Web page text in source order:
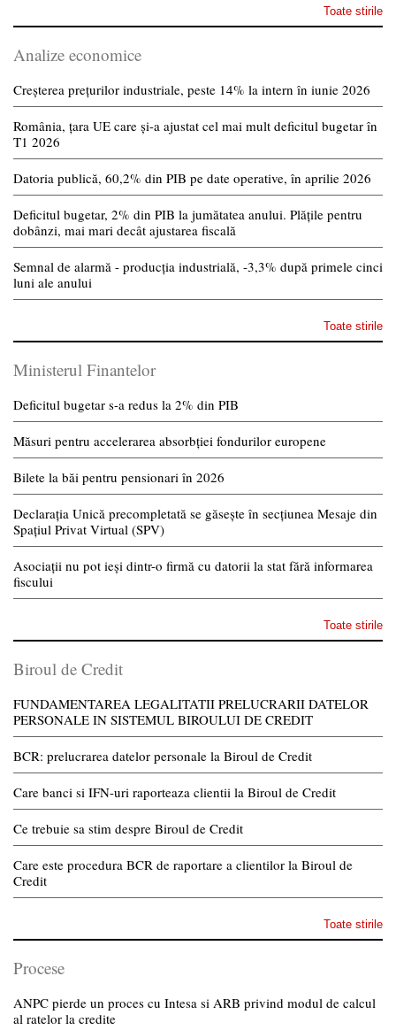
Toate stirile
Analize economice
Creșterea prețurilor industriale, peste 14% la intern în iunie 2026
România, țara UE care și-a ajustat cel mai mult deficitul bugetar în
T1 2026
Datoria publică, 60,2% din PIB pe date operative, în aprilie 2026
Deficitul bugetar, 2% din PIB la jumătatea anului. Plățile pentru
dobânzi, mai mari decât ajustarea fiscală
Semnal de alarmă - producția industrială, -3,3% după primele cinci
luni ale anului
Toate stirile
Ministerul Finantelor
Deficitul bugetar s-a redus la 2% din PIB
Măsuri pentru accelerarea absorbției fondurilor europene
Bilete la băi pentru pensionari în 2026
Declarația Unică precompletată se găsește în secțiunea Mesaje din
Spațiul Privat Virtual (SPV)
Asociații nu pot ieși dintr-o firmă cu datorii la stat fără informarea
fiscului
Toate stirile
Biroul de Credit
FUNDAMENTAREA LEGALITATII PRELUCRARII DATELOR
PERSONALE IN SISTEMUL BIROULUI DE CREDIT
BCR: prelucrarea datelor personale la Biroul de Credit
Care banci si IFN-uri raporteaza clientii la Biroul de Credit
Ce trebuie sa stim despre Biroul de Credit
Care este procedura BCR de raportare a clientilor la Biroul de
Credit
Toate stirile
Procese
ANPC pierde un proces cu Intesa si ARB privind modul de calcul
al ratelor la credite